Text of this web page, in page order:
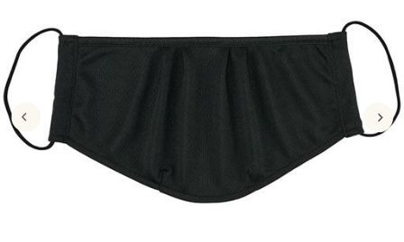
キッチン・雑貨・日用品
家具・収納
寝具・ベッド
カーテン・ラグ・ファブリック
美容・健康通販すべて
美容・健康・サプリメント
制服・スクール
制服・スクールすべて
制服・学生服
ジュニア・ティーンズ下着
大きいサイズ
大きいサイズ通販すべて
大きいサイズ レディース服
バーゲン
寝具・ベッド
カーテン・ラグ・ファブリック
美容・健康・サプリメント
制服・スクールすべて
制服・学生服
ジュニア・ティーンズ下着
大きいサイズ
大きいサイズ通販すべて
大きいサイズ レディース服
大きいサイズ レディース下着
バーゲン
バーゲンセール
シークレットセール
詳細検索
商品カテゴリ一覧